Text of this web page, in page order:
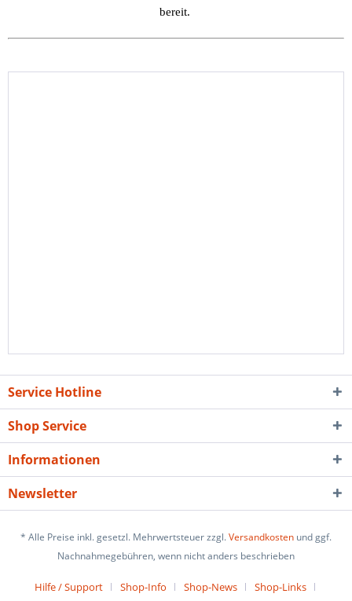
bereit.
Service Hotline
Shop Service
Informationen
Newsletter
* Alle Preise inkl. gesetzl. Mehrwertsteuer zzgl.Versandkosten und ggf.
Nachnahmegebühren, wenn nicht anders beschrieben
Hilfe / Support Shop-Info Shop-News Shop-Links